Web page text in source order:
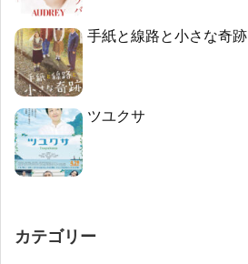
手紙と線路と小さな奇跡
ツユクサ
カテゴリー